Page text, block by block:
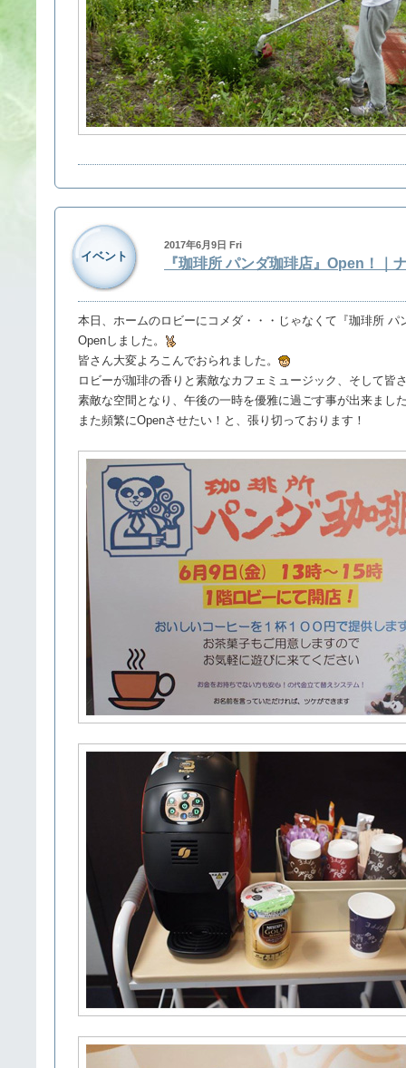
イベント
2017年6月9日 Fri
『珈琲所 パンダ珈琲店』Open！｜
本日、ホームのロビーにコメダ・・・じゃなくて『珈琲所 パ
Openしました。
皆さん大変よろこんでおられました。
ロビーが珈琲の香りと素敵なカフェミュージック、そして皆
素敵な空間となり、午後の一時を優雅に過ごす事が出来まし
また頻繁にOpenさせたい！と、張り切っております！